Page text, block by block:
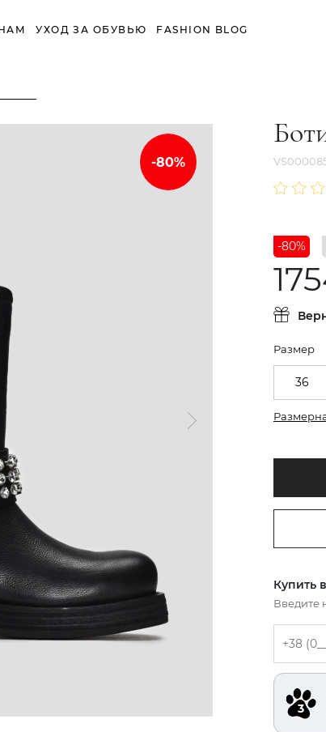
УХОД ЗА ОБУВЬЮ FASHION BLOG
-80%
Размер
36
Купить
Введите